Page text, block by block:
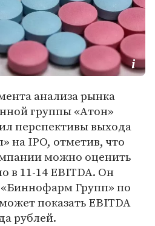
анализа рынка
группы «Атон»
перспективы выхода
на IPO, отметив, что
можно оценить
в 11-14 EBITDA. Он
Групп» по
показать EBITDA
рублей.